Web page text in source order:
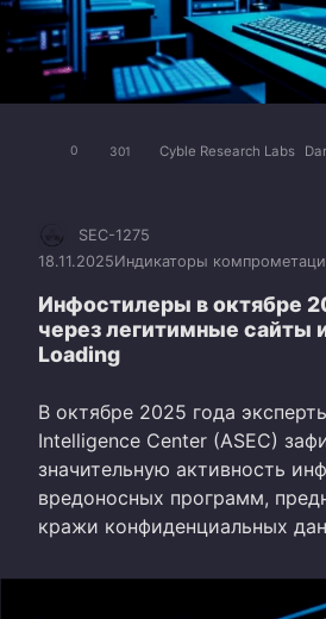
0 301 Cyble Research Labs
SEC-1275
18.11.2025Индикаторы
Инфостилеры в октябре
через легитимные сайты
Loading
В октябре 2025 года
Intelligence Center (ASEC)
значительную активность
вредоносных программ,
кражи конфиденциальных